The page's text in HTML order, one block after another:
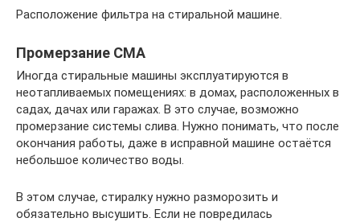
Расположение фильтра на стиральной машине.
Промерзание СМА
Иногда стиральные машины эксплуатируются в
неотапливаемых помещениях: в домах, расположенных в
садах, дачах или гаражах. В это случае, возможно
промерзание системы слива. Нужно понимать, что после
окончания работы, даже в исправной машине остаётся
небольшое количество воды.
В этом случае, стиралку нужно разморозить и
обязательно высушить. Если не повредилась